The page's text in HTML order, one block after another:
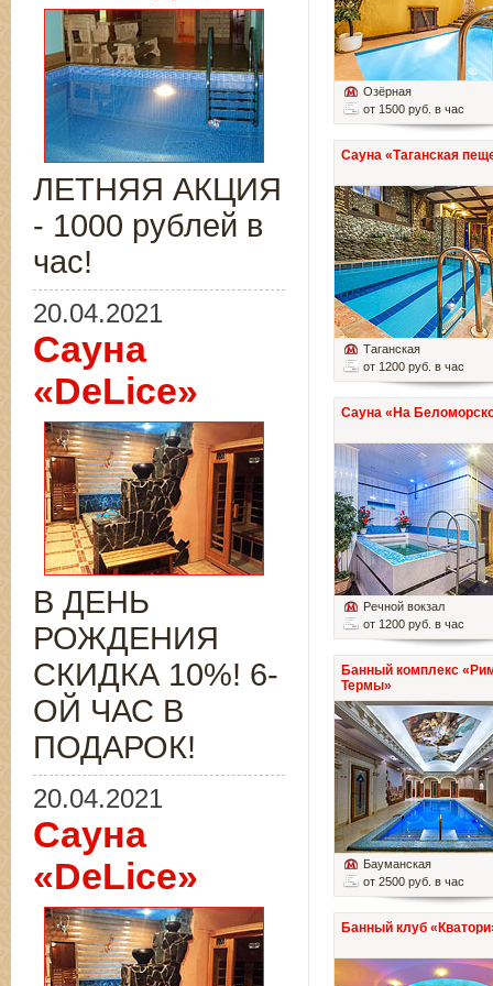
Озёрная
от 1500 руб. в час
Сауна «Таганская
Таганская
от 1200 руб. в час
Сауна «На
Речной вокзал
от 1200 руб. в час
Банный комплекс
Термы»
Бауманская
от 2500 руб. в час
Банный клуб
ЛЕТНЯЯ АКЦИЯ
- 1000 рублей в
час!
20.04.2021
Сауна
«DeLice»
В ДЕНЬ
РОЖДЕНИЯ
СКИДКА 10%! 6-
ОЙ ЧАС В
ПОДАРОК!
20.04.2021
Сауна
«DeLice»